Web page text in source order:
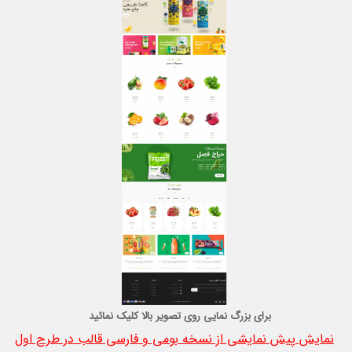
برای بزرگ نمایی روی تصویر بالا کلیک نمائید
نمایش پیش نمایشی از نسخه بومی و فارسی قالب در طرح اول